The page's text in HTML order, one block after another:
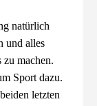
natürlich
und alles
zu machen.
Sport dazu.
letzten